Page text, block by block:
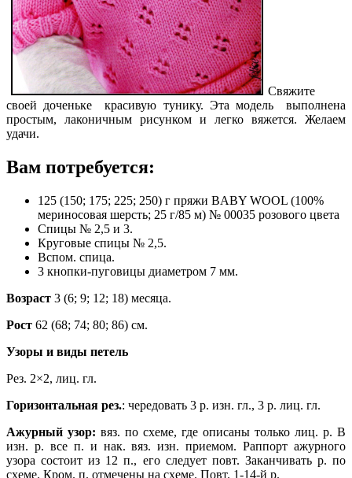
Свяжите
своей доченьке красивую тунику. Эта модель выполнена
простым, лаконичным рисунком и легко вяжется. Желаем
удачи.
Вам потребуется:
125 (150; 175; 225; 250) г пряжи BABY WOOL (100%
мериносовая шерсть; 25 г/85 м) № 00035 розового цвета
Спицы № 2,5 и 3.
Круговые спицы № 2,5.
Вспом. спица.
3 кнопки-пуговицы диаметром 7 мм.
Возраст 3 (6; 9; 12; 18) месяца.
Рост 62 (68; 74; 80; 86) см.
Узоры и виды петель
Рез. 2×2, лиц. гл.
Горизонтальная рез.: чередовать 3 р. изн. гл., 3 р. лиц. гл.
Ажурный узор: вяз. по схеме, где описаны только лиц. р. В
изн. р. все п. и нак. вяз.изн. приемом. Раппорт ажурного
узора состоит из 12 п., его следует повт. Заканчивать р. по
схеме. Кром. п. отмечены на схеме. Повт. 1-14-й р.